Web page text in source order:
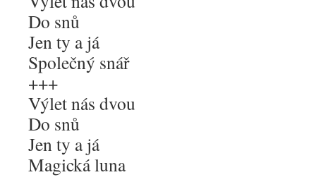
Do snů
Jen ty a já
Společný snář
+++
Výlet nás dvou
Do snů
Jen ty a já
Magická luna